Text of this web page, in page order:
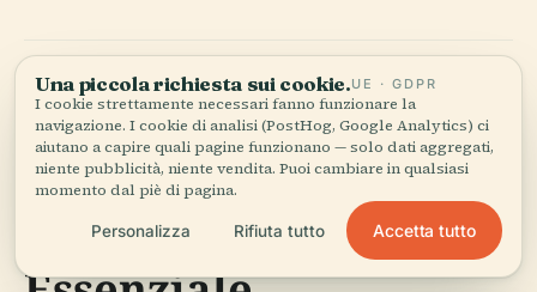
Grotta di Craigiehall:
Orari di Visita,
Biglietti e Guida
Una piccola richiesta sui cookie.UE · GDPR
I cookie strettamente necessari fanno funzionare la
navigazione. I cookie di analisi (PostHog, Google Analytics) ci
aiutano a capire quali pagine funzionano — solo dati aggregati,
niente pubblicità, niente vendita. Puoi cambiare in qualsiasi
momento dal piè di pagina.
Personalizza Rifiuta tutto Accetta tutto